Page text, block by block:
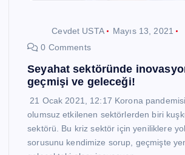
Cevdet USTA
Mayıs 13, 2021
0 Comments
Seyahat sektöründe
geçmişi ve geleceği!
21 Ocak 2021, 12:17 Korona
olumsuz etkilenen sektörlerden biri
sektörü. Bu kriz sektör için yeniliklere
sorusunu kendimize sorup, geçmişte